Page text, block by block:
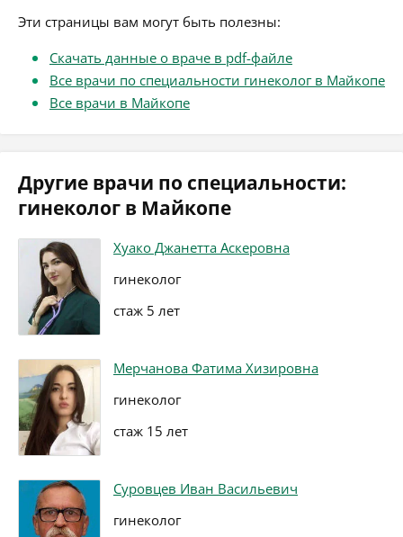
Эти страницы вам могут быть полезны:
Скачать данные о враче в pdf-файле
Все врачи по специальности гинеколог в Майкопе
Все врачи в Майкопе
Другие врачи по специальности:
гинеколог в Майкопе
Хуако Джанетта Аскеровна
гинеколог
стаж 5 лет
Мерчанова Фатима Хизировна
гинеколог
стаж 15 лет
Суровцев Иван Васильевич
гинеколог